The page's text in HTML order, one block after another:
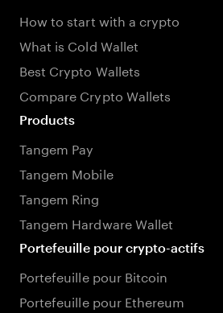
How to start with a crypto
What is Cold Wallet
Best Crypto Wallets
Compare Crypto Wallets
Products
Tangem Pay
Tangem Mobile
Tangem Ring
Tangem Hardware Wallet
Portefeuille pour crypto-actifs
Portefeuille pour Bitcoin
Portefeuille pour Ethereum